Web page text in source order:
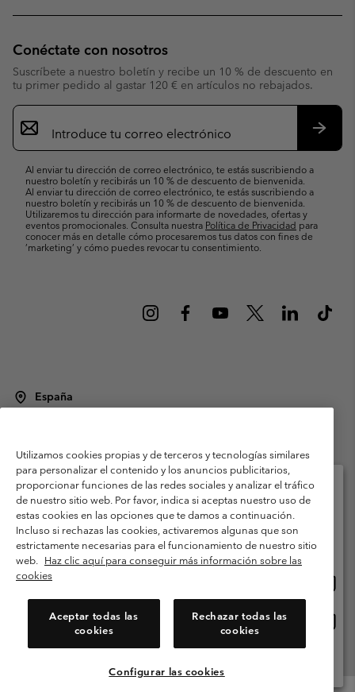
Conéctate con nosotros
Suscríbete a nuestro boletín y recibe un 10 % de descuento en
tu primer pedido al gastar 120 € en artículos no rebajados.
Suscripción
de
correo
Al enviar tu dirección de correo electrónico, te estás suscribiendo a
nuestro boletín y recibirás un 10 % de descuento de bienvenida.
Al enviar tu dirección de correo electrónico, te estás suscribiendo a
nuestro boletín y recibirás un 10 % de descuento de bienvenida.
Utilizaremos tu dirección para informarte de novedades, ofertas y
eventos promocionales. Consulta nuestra Política de Privacidad para
conocer más en detalle cómo procesaremos tus datos con fines de
’marketing’ y cómo puedes revocar tu consentimiento.
España
Condiciones de uso
Terminos de Venta
Garantía
Política de Privacidad
Términos y condiciones del programa de miembros
Términos De Uso Del Contenido Generado Por Los Usuarios
Impressum
Cookies Public CBCR
Utilizamos cookies propias y de terceros y tecnologías similares
para personalizar el contenido y los anuncios publicitarios,
proporcionar funciones de las redes sociales y analizar el tráfico
de nuestro sitio web. Por favor, indica si aceptas nuestro uso de
estas cookies en las opciones que te damos a continuación.
Incluso si rechazas las cookies, activaremos algunas que son
estrictamente necesarias para el funcionamiento de nuestro sitio
web. Haz clic aquí para conseguir más información sobre las
cookies
Aceptar todas las
cookies
Rechazar todas las
cookies
Configurar las cookies
Selecciona tu país e idioma envío
Compras en línea disponibles
línea
España
Ver Todos Los Países